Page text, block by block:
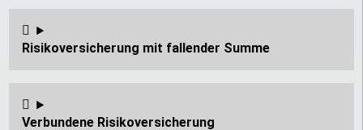
Risikoversicherung mit fallender Summe
Verbundene Risikoversicherung